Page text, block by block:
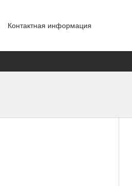
Контактная информация